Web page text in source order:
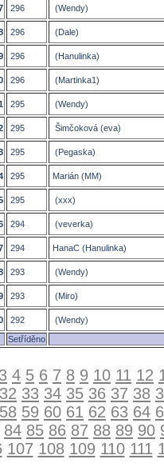
296 (Wendy)
296 (Dale)
296 (Hanulinka)
296 (Martinka1)
295 (Wendy)
295 Šimčoková (eva)
295 (Pegaska)
295 Marián (MM)
295 (xxx)
294 (veverka)
294 HanaC (Hanulinka)
293 (Wendy)
293 (Miro)
292
(Wendy)
Setříděno
3 4 5 6 7 8 9 10 11 12
32 33 34 35 36 37 38
58 59 60 61 62 63 64
84 85 86 87 88 89 90
107 108 109 110 111